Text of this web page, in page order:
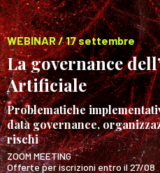
WEBINAR / 17 settembre
La governance
Artificiale
Problematiche
data governance,
rischi
ZOOM MEETING
Offerte per iscrizioni entro il 27/08